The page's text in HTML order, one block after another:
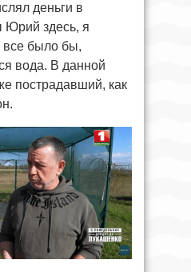
деньги в
Юрий здесь, я
все было бы,
вода. В данной
пострадавший, как